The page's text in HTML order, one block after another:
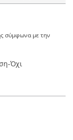
σύμφωνα με την
Όχι